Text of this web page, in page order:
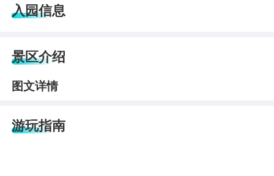
入园信息
景区介绍
图文详情
游玩指南